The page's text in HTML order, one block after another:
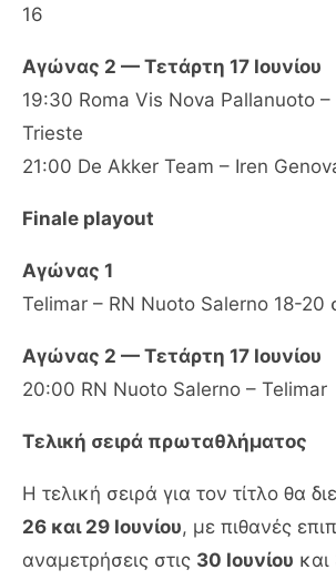
16
Αγώνας 2 — Τετάρτη 17 Ιουνίου
19:30 Roma Vis Nova Pallanuoto
Trieste
21:00 De Akker Team – Iren
Finale playout
Αγώνας 1
Telimar – RN Nuoto Salerno 18-20
Αγώνας 2 — Τετάρτη 17 Ιουνίου
20:00 RN Nuoto Salerno – Telimar
Τελική σειρά πρωταθλήματος
Η τελική σειρά για τον τίτλο θα
26 και 29 Ιουνίου, με πιθανές
αναμετρήσεις στις 30 Ιουνίου και